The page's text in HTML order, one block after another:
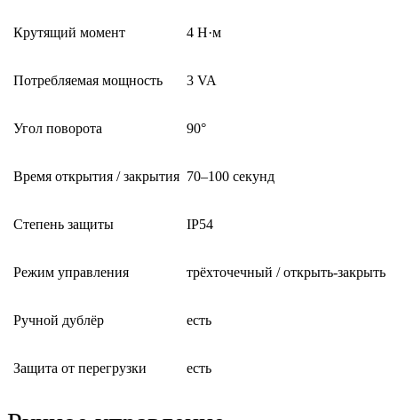
Крутящий момент 4 Н·м
Потребляемая мощность 3 VA
Угол поворота 90°
Время открытия / закрытия 70–100 секунд
Степень защиты IP54
Режим управления трёхточечный / открыть-закрыть
Ручной дублёр есть
Защита от перегрузки есть